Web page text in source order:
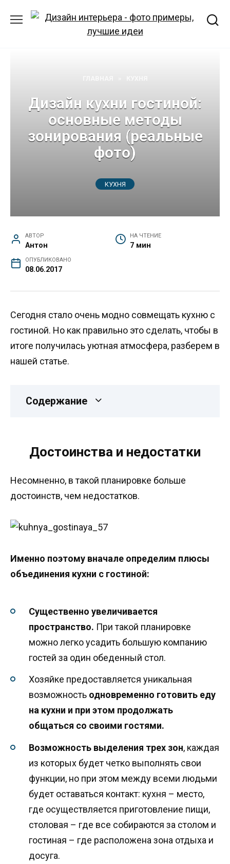
Дизайн кухни гостиной:
основные методы
зонирования (реальные
фото)
КУХНЯ
АВТОР
Антон
НА ЧТЕНИЕ
7 мин
ОПУБЛИКОВАНО
08.06.2017
Сегодня стало очень модно совмещать кухню с
гостиной. Но как правильно это сделать, чтобы в
итоге получилась уютная атмосфера, разберем в
нашей статье.
Содержание
Достоинства и недостатки
Несомненно, в такой планировке больше
достоинств, чем недостатков.
Именно поэтому вначале определим плюсы
объединения кухни с гостиной:
Существенно увеличивается
пространство. При такой планировке
можно легко усадить большую компанию
гостей за один обеденный стол.
Хозяйке предоставляется уникальная
возможность одновременно готовить еду
на кухни и при этом продолжать
общаться со своими гостями.
Возможность выделения трех зон, каждая
из которых будет четко выполнять свои
функции, но при этом между всеми людьми
будет оставаться контакт: кухня – место,
где осуществляется приготовление пищи,
столовая – где все собираются за столом и
гостиная – где расположена зона отдыха и
досуга.